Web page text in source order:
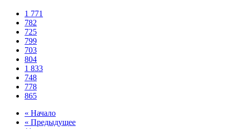
1 771
782
725
799
703
804
1 833
748
778
865
« Начало
« Предыдущее